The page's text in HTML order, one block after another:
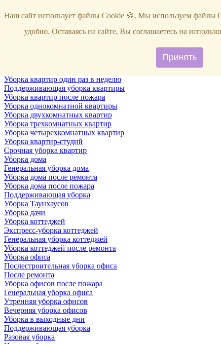
Уборка
Уборка снега
Уборка квартир один раз в неделю
Поддерживающая уборка квартиры
Уборка квартир после пожара
Уборка однокомнатной квартиры
Уборка двухкомнатных квартир
Уборка трехкомнатных квартир
Уборка четырехкомнатных квартир
Уборка квартир-студий
Срочная уборка квартир
Уборка дома
Генеральная уборка дома
Уборка дома после ремонта
Уборка дома после пожара
Поддерживающая уборка
Уборка Таунхаусов
Уборка дачи
Уборка коттеджей
Экспресс-уборка коттеджей
Генеральная уборка коттеджей
Уборка коттеджей после ремонта
Уборка офиса
Послестроительная уборка офиса
После ремонта
Уборка офисов после пожара
Генеральная уборка офиса
Утренняя уборка офисов
Вечерняя уборка офисов
Уборка в выходные дни
Поддерживающая уборка
Разовая уборка
Наш сайт использует файлы Cookie 🍪. Мы используем файлы
удобно. Оставаясь на сайте, Вы соглашаетесь на
Принять